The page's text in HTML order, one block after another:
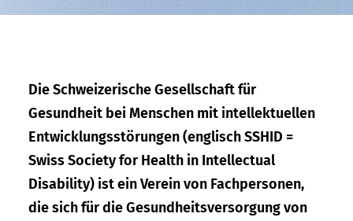
Die Schweizerische Gesellschaft für
Gesundheit bei Menschen mit intellektuellen
Entwicklungsstörungen (englisch SSHID =
Swiss Society for Health in Intellectual
Disability) ist ein Verein von Fachpersonen,
die sich für die Gesundheitsversorgung von